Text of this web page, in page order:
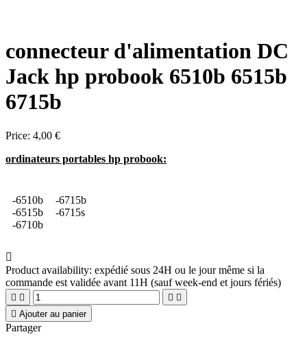
connecteur d'alimentation DC
Jack hp probook 6510b 6515b
6715b
Price: 4,00 €
ordinateurs portables hp probook:
-6510b
-6515b
-6710b
-6715b
-6715s

Product availability: expédié sous 24H ou le jour même si la
commande est validée avant 11H (sauf week-end et jours fériés)
   
 Ajouter au panier
Partager